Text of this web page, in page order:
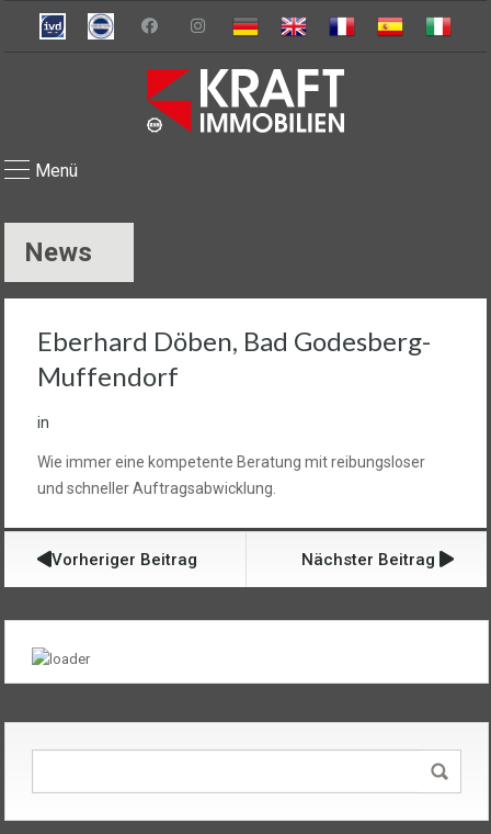
Menü
News
Eberhard Döben, Bad Godesberg-
Muffendorf
in
Wie immer eine kompetente Beratung mit reibungsloser
und schneller Auftragsabwicklung.
Vorheriger Beitrag Nächster Beitrag